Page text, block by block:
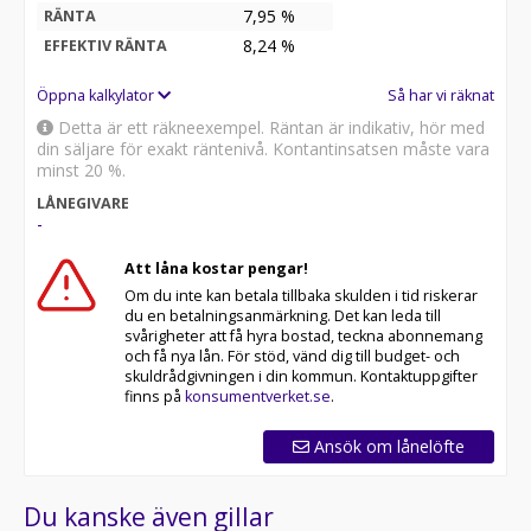
RÄNTA 7,95 %
EFFEKTIV RÄNTA 8,24 %
Öppna kalkylator Så har vi räknat
Detta är ett räkneexempel. Räntan är indikativ, hör med
din säljare för exakt räntenivå. Kontantinsatsen måste vara
minst 20 %.
LÅNEGIVARE
-
Att låna kostar pengar!
Om du inte kan betala tillbaka skulden i tid riskerar
du en betalningsanmärkning. Det kan leda till
svårigheter att få hyra bostad, teckna abonnemang
och få nya lån. För stöd, vänd dig till budget- och
skuldrådgivningen i din kommun. Kontaktuppgifter
finns på konsumentverket.se.
Ansök om lånelöfte
Du kanske även gillar